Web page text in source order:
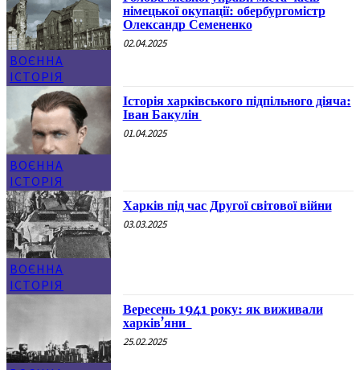
ВОЄННА
ІСТОРІЯ
німецької окупації: обербургомістр
Олександр Семененко
02.04.2025
ВОЄННА
ІСТОРІЯ
Історія харківського підпільного діяча:
Іван Бакулін
01.04.2025
ВОЄННА
ІСТОРІЯ
Харків під час Другої світової війни
03.03.2025
Вересень 1941 року: як виживали
харків’яни
25.02.2025